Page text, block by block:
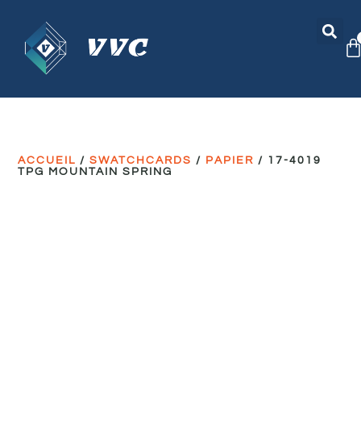
ACCUEIL /SWATCHCARDS / PAPIER / 17-4019
TPG MOUNTAIN SPRING